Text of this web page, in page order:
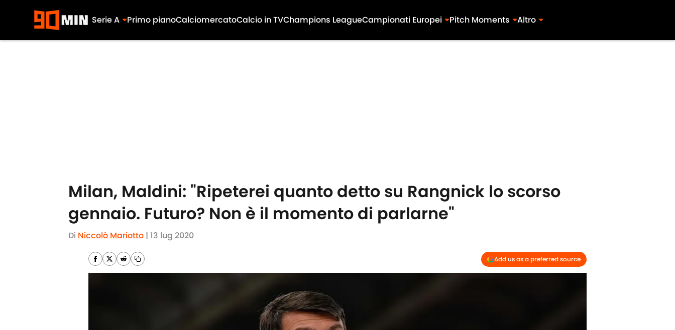
Serie A Primo pianoCalciomercatoCalcio in TVChampions LeagueCampionati Europei Pitch Moments Altro
Milan, Maldini: "Ripeterei quanto detto su Rangnick lo scorso
gennaio. Futuro? Non è il momento di parlarne"
Di Niccolò Mariotto | 13 lug 2020
Add us as a preferred source